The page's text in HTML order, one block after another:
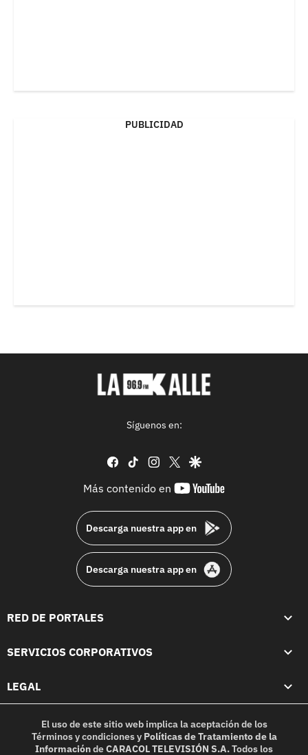
PUBLICIDAD
Síguenos en:
facebook
tiktok instagram
twittergoogle
Más contenido en
youtube-
Descarga nuestra app en
Descarga nuestra app en
RED DE PORTALES
SERVICIOS CORPORATIVOS
LEGAL
El uso de este sitio web implica la aceptación de los
Términos y condicionesy Políticas de Tratamiento de la
InformacióndeCARACOL TELEVISIÓN S.A.Todos los